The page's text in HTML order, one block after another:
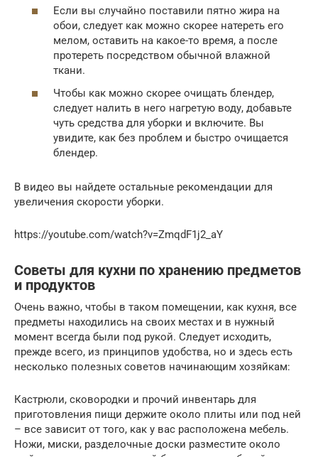
Если вы случайно поставили пятно жира на
обои, следует как можно скорее натереть его
мелом, оставить на какое-то время, а после
протереть посредством обычной влажной
ткани.
Чтобы как можно скорее очищать блендер,
следует налить в него нагретую воду, добавьте
чуть средства для уборки и включите. Вы
увидите, как без проблем и быстро очищается
блендер.
В видео вы найдете остальные рекомендации для
увеличения скорости уборки.
https://youtube.com/watch?v=ZmqdF1j2_aY
Советы для кухни по хранению предметов
и продуктов
Очень важно, чтобы в таком помещении, как кухня, все
предметы находились на своих местах и в нужный
момент всегда были под рукой. Следует исходить,
прежде всего, из принципов удобства, но и здесь есть
несколько полезных советов начинающим хозяйкам:
Кастрюли, сковородки и прочий инвентарь для
приготовления пищи держите около плиты или под ней
– все зависит от того, как у вас расположена мебель.
Ножи, миски, разделочные доски разместите около